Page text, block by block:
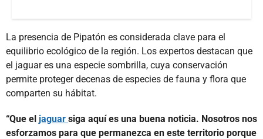
La presencia de Pipatón es considerada clave para el
equilibrio ecológico de la región. Los expertos destacan que
el jaguar es una especie sombrilla, cuya conservación
permite proteger decenas de especies de fauna y flora que
comparten su hábitat.
“Que el jaguar siga aquí es una buena noticia. Nosotros nos
esforzamos para que permanezca en este territorio porque